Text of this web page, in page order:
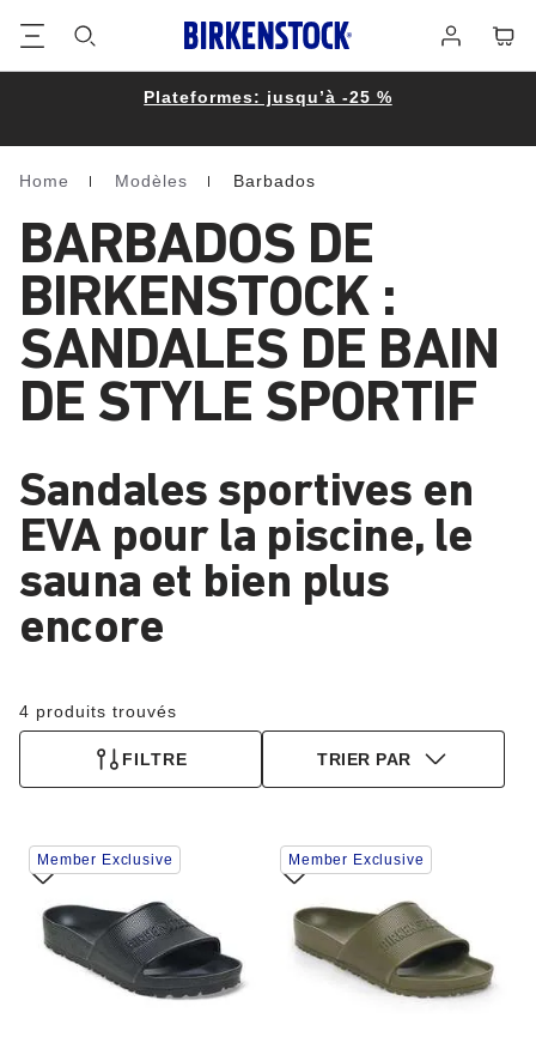
connecter
Plateformes: jusqu’à -25 %
Homepage
Home Modèles Barbados
BARBADOS DE
BIRKENSTOCK :
SANDALES DE BAIN
DE STYLE SPORTIF
Sandales sportives en
EVA pour la piscine, le
sauna et bien plus
encore
4 produits trouvés
FILTRE TRIER PAR
Cliquer
sur
les
échantillons
couleurs
modifiera
Member Exclusive
Cliquer
sur
les
échantillons
couleurs
modifiera
Member Exclusive